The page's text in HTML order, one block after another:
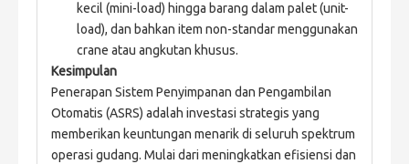
kecil (mini-load) hingga barang dalam palet (unit-
load), dan bahkan item non-standar menggunakan
crane atau angkutan khusus.
Kesimpulan
Penerapan Sistem Penyimpanan dan Pengambilan
Otomatis (ASRS) adalah investasi strategis yang
memberikan keuntungan menarik di seluruh spektrum
operasi gudang. Mulai dari meningkatkan efisiensi dan